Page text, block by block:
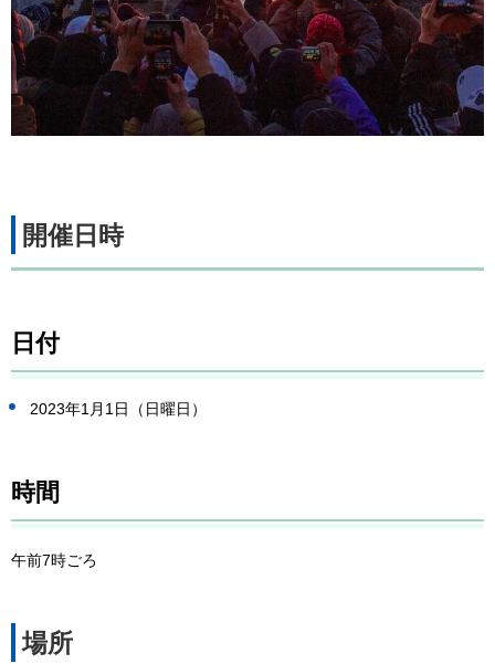
開催日時
日付
2023年1月1日（日曜日）
時間
午前7時ごろ
場所